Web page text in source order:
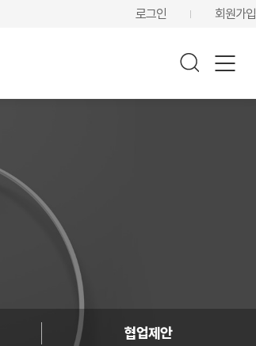
로그인 회원가입
협업제안